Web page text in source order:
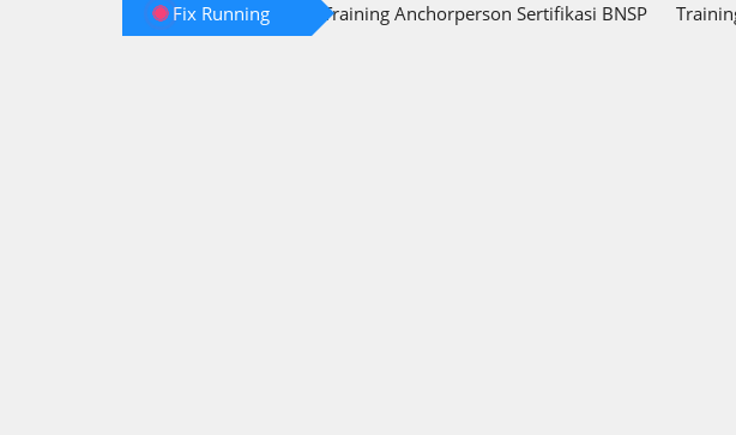
Fix Running Training Anchorperson Sertifikasi BNSP